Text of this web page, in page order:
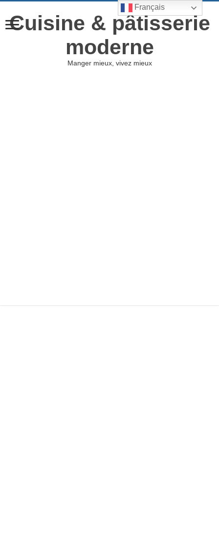
Cuisine & pâtisserie
moderne
Manger mieux, vivez mieux
Français